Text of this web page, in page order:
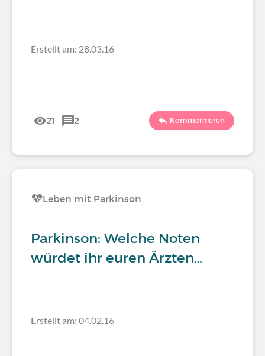
Erstellt am: 28.03.16
21 2 Kommentieren
Leben mit Parkinson
Parkinson: Welche Noten
würdet ihr euren Ärzten…
Erstellt am: 04.02.16